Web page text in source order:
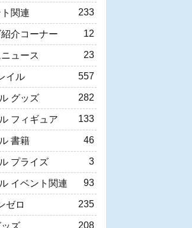
関連 233
介コーナー 12
ュース 23
イル 557
グッズ 282
フィギュア 133
書籍 46
プライズ 3
イベント関連 93
ゼロ 235
ズ 208